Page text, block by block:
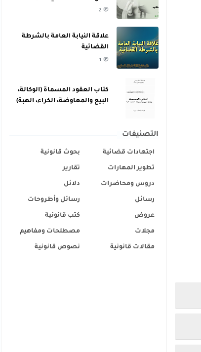
- للدكتور عبد الرازق السنهوري
2
علاقة النيابة العامة بالشرطة
القضائية
1
كتاب العقود المسماة (الوكالة،
البيع والمعاوضة، الكراء، الهبة)
التصنيفات
اجتهادات قضائية بحوث قانونية
تطوير المهارات تقارير
دروس ومحاضرات دلائل
رسائل رسائل وأطروحات
عروض كتب قانونية
مجلات مصطلحات ومفاهيم
مقالات قانونية نصوص قانونية